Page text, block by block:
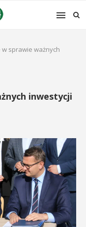
sprawie ważnych
inwestycji